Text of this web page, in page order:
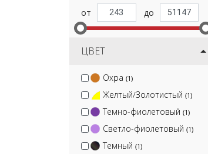
ЦВЕТ
Охра (1)
Желтый/Золотистый (1)
Темно-фиолетовый (1)
Светло-фиолетовый (1)
Темный (1)